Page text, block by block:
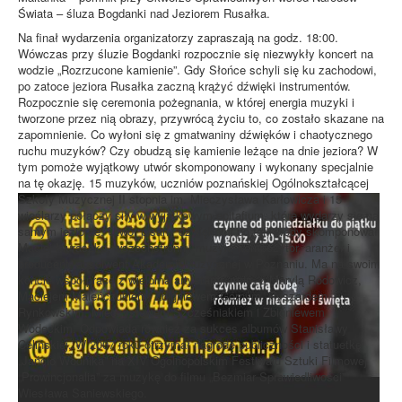
Świata – śluza Bogdanki nad Jeziorem Rusałka.
Na finał wydarzenia organizatorzy zapraszają na godz. 18:00.
Wówczas przy śluzie Bogdanki rozpocznie się niezwykły koncert na
wodzie „Rozrzucone kamienie”. Gdy Słońce schyli się ku zachodowi,
po zatoce jeziora Rusałka zaczną krążyć dźwięki instrumentów.
Rozpocznie się ceremonia pożegnania, w której energia muzyki i
tworzone przez nią obrazy, przywrócą życiu to, co zostało skazane na
zapomnienie. Co wyłoni się z gmatwaniny dźwięków i chaotycznego
ruchu muzyków? Czy obudzą się kamienie leżące na dnie jeziora? W
tym pomoże wyjątkowy utwór skomponowany i wykonany specjalnie
na tę okazję. 15 muzyków, uczniów poznańskiej Ogólnokształcącej
Szkoły Muzycznej II stopnia im. Mieczysława Karłowicza i 15
wioślarzy połączy siły w wyjątkowym epitafium, które wydarzy się na
samym jeziorze. Utwór pisany dźwiękami po tafli wody skomponował
Maciej Muraszko, wszechstronny muzyk, kompozytor, aranżer i
producent, absolwent Akademii Muzycznej w Poznaniu. Ma na swoim
koncie współpracę z wieloma artystami, m.in. z Marylą Rodowicz,
Maciejem Maleńczukiem, Zbigniewem Górnym, Ryszardem
Rynkowskim, Mieczysławem Szcześniakiem i Zbigniewem
Wodeckim. Odpowiada również za sukces albumów Stanisławy
Celińskiej. W 2007 roku otrzymał nagrodę publiczności i statuetkę
„Jańcio Wodnika” na XIV Ogólnopolskim Festiwalu Sztuki Filmowej
„Prowincjonalia” za muzykę do filmu „Bezmiar Sprawiedliwości”